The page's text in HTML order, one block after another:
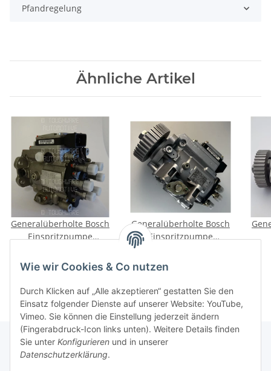
Wie wir Cookies & Co nutzen
Durch Klicken auf „Alle akzeptieren“ gestatten Sie den
Einsatz folgender Dienste auf unserer Website: YouTube,
Vimeo. Sie können die Einstellung jederzeit ändern
(Fingerabdruck-Icon links unten). Weitere Details finden
Sie unter Konfigurieren und in unserer
Datenschutzerklärung.
Pfandregelung
Ähnliche Artikel
Generalüberholte Bosch
Einspritzpumpe
VM Cummins
Generalüberholte Bosch
Einspritzpumpe
0470506010 für Audi A4
A6 A8 2.5TDI 110kW
1997-2005